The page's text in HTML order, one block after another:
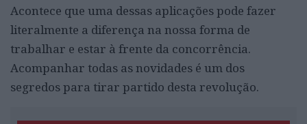
Acontece que uma dessas aplicações pode fazer
literalmente a diferença na nossa forma de
trabalhar e estar à frente da concorrência.
Acompanhar todas as novidades é um dos
segredos para tirar partido desta revolução.